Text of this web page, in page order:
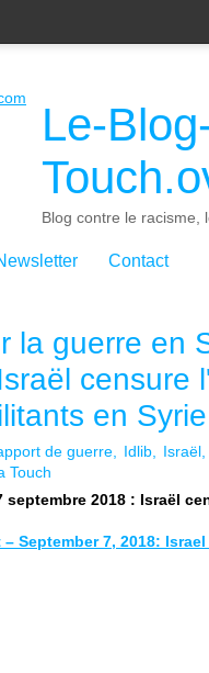
Le-
Blog contre le racisme,
Contact
la guerre en
censure
en
de guerre Idlib Israël
Touch
septembre 2018 : Israël
– September 7, 2018: